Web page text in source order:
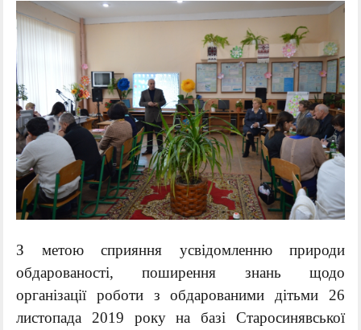
З метою сприяння усвідомленню природи
обдарованості, поширення знань щодо
організації роботи з обдарованими дітьми 26
листопада 2019 року на базі Старосинявської